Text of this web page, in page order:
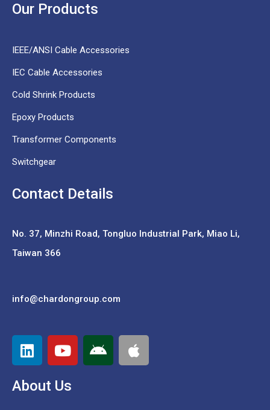
Our Products
IEEE/ANSI Cable Accessories
IEC Cable Accessories
Cold Shrink Products
Epoxy Products
Transformer Components
Switchgear
Contact Details
No. 37, Minzhi Road, Tongluo Industrial Park, Miao Li,
Taiwan 366
info@chardongroup.com
About Us